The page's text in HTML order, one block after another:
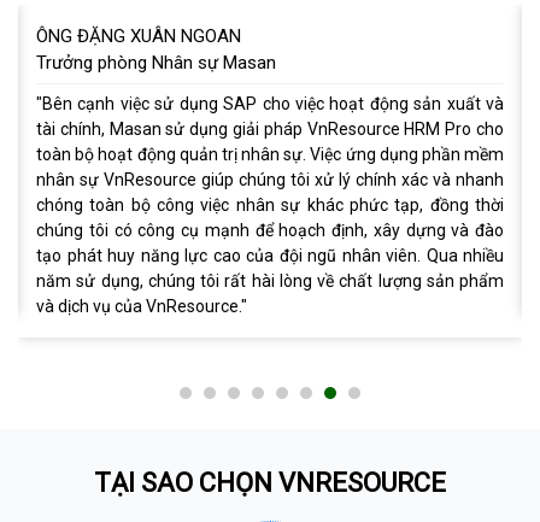
cho việc hoạt động sản xuất và
pháp VnResource HRM Pro cho
nhân sự. Việc ứng dụng phần mềm
chúng tôi xử lý chính xác và nhanh
nhân sự khác phức tạp, đồng thời
để hoạch định, xây dựng và đào
của đội ngũ nhân viên. Qua nhiều
hài lòng về chất lượng sản phẩm
"...Thành tựu của NSRP
thuật của phần mềm nhân
hoạt của phần mềm để
hàng. Cuối cùng, tôi rất hài
nhiệm vụ khi chọn phần
thể hoàn thành triền khai
TẠI SAO CHỌN VNRESOURCE